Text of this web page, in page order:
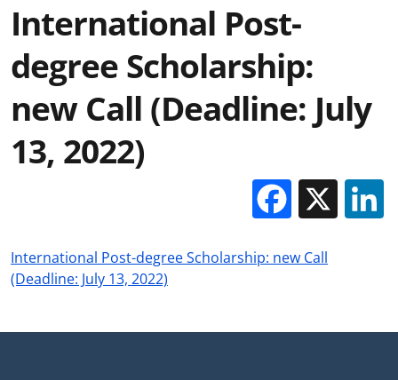
International Post-
degree Scholarship:
new Call (Deadline: July
13, 2022)
X
International Post-degree Scholarship: new Call
(Deadline: July 13, 2022)